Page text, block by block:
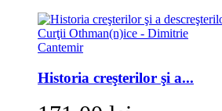
Historia creşterilor şi a...